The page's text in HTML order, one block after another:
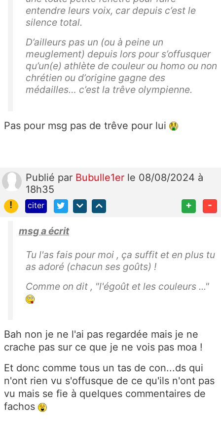
entendre leurs voix, car depuis c’est le
silence total.
D’ailleurs pas un (ou à peine un
meuglement) depuis lors pour s’offusquer
qu’un(e) athlète de couleur ou homo ou non
chrétien ou d’origine gagne des
médailles… c’est la trêve olympienne.
Pas pour msg pas de trêve pour lui
Publié par Bubulle1er le 08/08/2024 à
18h35
!
citer + -
msg a écrit
Tu l'as fais pour moi , ça suffit et en plus tu
as adoré (chacun ses goûts) !
Comme on dit , "l'égoût et les couleurs ..."
Bah non je ne l'ai pas regardée mais je ne
crache pas sur ce que je ne vois pas moa !
Et donc comme tous un tas de con...ds qui
n'ont rien vu s'offusque de ce qu'ils n'ont pas
vu mais se fie à quelques commentaires de
fachos